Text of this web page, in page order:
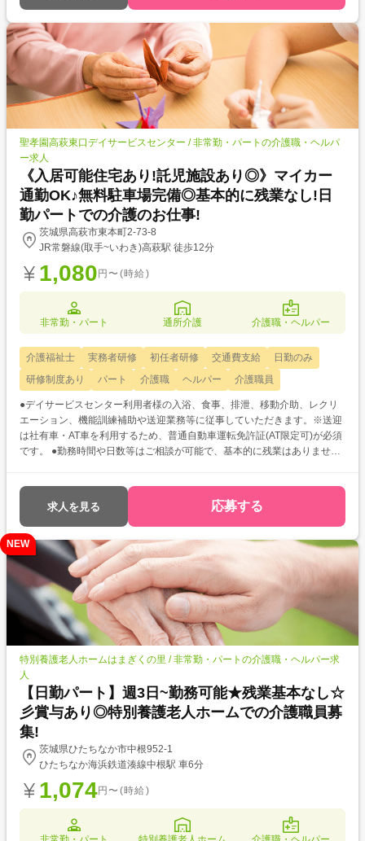
聖孝園高萩東口デイサービスセンター / 非常勤・パートの介護職・ヘルパ
ー求人
《入居可能住宅あり!託児施設あり◎》マイカー
通勤OK♪無料駐車場完備◎基本的に残業なし!日
勤パートでの介護のお仕事!
茨城県高萩市東本町2-73-8
JR常磐線(取手~いわき)高萩駅 徒歩12分
1,080 円〜(時給)
非常勤・パート 通所介護 介護職・ヘルパー
介護福祉士 実務者研修 初任者研修 交通費支給
日勤のみ
研修制度あり
パート 介護職 ヘルパー 介護職員
●デイサービスセンター利用者様の入浴、食事、排泄、移動介助、レクリ
エーション、機能訓練補助や送迎業務等に従事していただきます。※送迎
は社有車・AT車を利用するため、普通自動車運転免許証(AT限定可)が必須
です。 ●勤務時間や日数等はご相談が可能で、基本的に残業はありません
求人を見る 応募する
NEW
特別養護老人ホームはまぎくの里 / 非常勤・パートの介護職・ヘルパー求
人
【日勤パート】週3日~勤務可能★残業基本なし☆
彡賞与あり◎特別養護老人ホームでの介護職員募
集!
茨城県ひたちなか市中根952-1
ひたちなか海浜鉄道湊線中根駅 車6分
1,074円〜(時給)